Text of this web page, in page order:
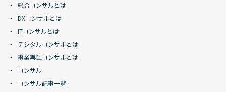
総合コンサルとは
DXコンサルとは
ITコンサルとは
デジタルコンサルとは
事業再生コンサルとは
コンサル
コンサル記事一覧